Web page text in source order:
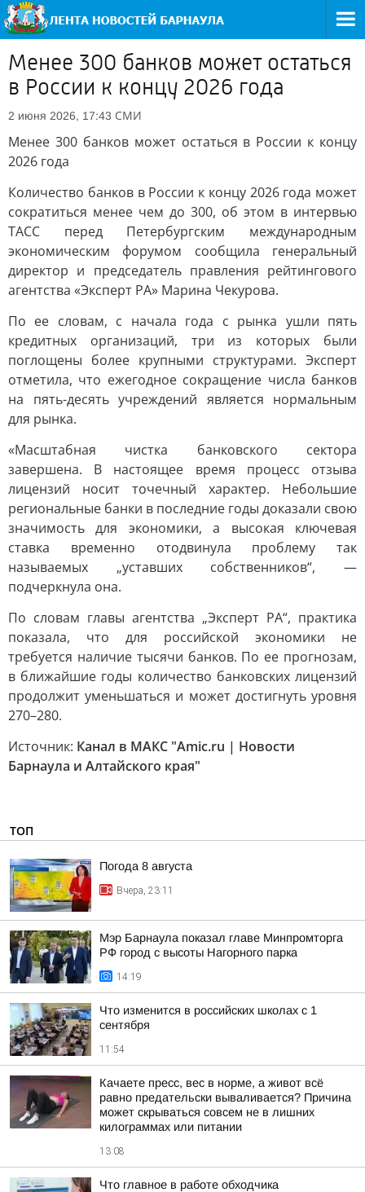
Менее 300 банков может остаться
в России к концу 2026 года
2 июня 2026, 17:43 СМИ
Менее 300 банков может остаться в России к концу
2026 года
Количество банков в России к концу 2026 года может
сократиться менее чем до 300, об этом в интервью
ТАСС перед Петербургским международным
экономическим форумом сообщила генеральный
директор и председатель правления рейтингового
агентства «Эксперт РА» Марина Чекурова.
По ее словам, с начала года с рынка ушли пять
кредитных организаций, три из которых были
поглощены более крупными структурами. Эксперт
отметила, что ежегодное сокращение числа банков
на пять-десять учреждений является нормальным
для рынка.
«Масштабная чистка банковского сектора
завершена. В настоящее время процесс отзыва
лицензий носит точечный характер. Небольшие
региональные банки в последние годы доказали свою
значимость для экономики, а высокая ключевая
ставка временно отодвинула проблему так
называемых „уставших собственников“, —
подчеркнула она.
По словам главы агентства „Эксперт РА“, практика
показала, что для российской экономики не
требуется наличие тысячи банков. По ее прогнозам,
в ближайшие годы количество банковских лицензий
продолжит уменьшаться и может достигнуть уровня
270–280.
Источник: Канал в МАКС "Amic.ru | Новости
Барнаула и Алтайского края"
ТОП
Погода 8 августа
Вчера, 23:11
Мэр Барнаула показал главе Минпромторга
РФ город с высоты Нагорного парка
14:19
Что изменится в российских школах с 1
сентября
11:54
Качаете пресс, вес в норме, а живот всё
равно предательски вываливается? Причина
может скрываться совсем не в лишних
килограммах или питании
13:08
Что главное в работе обходчика